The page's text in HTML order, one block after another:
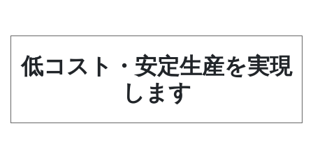
低コスト・安定生産を実現
します